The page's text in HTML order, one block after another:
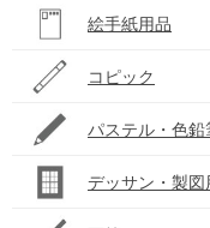
絵手紙用品
コピック
パステル・色鉛
デッサン・製図